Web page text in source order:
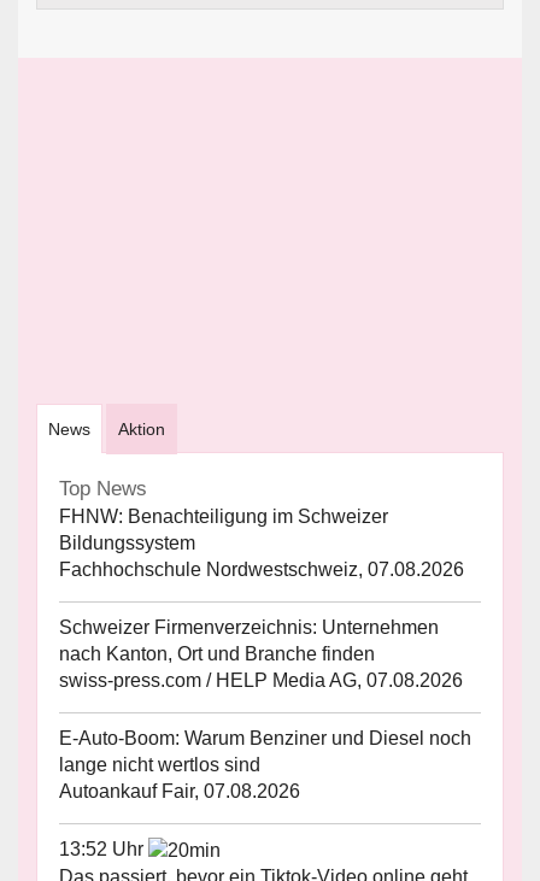
News Aktion
Top News
FHNW: Benachteiligung im Schweizer
Bildungssystem
Fachhochschule Nordwestschweiz, 07.08.2026
Schweizer Firmenverzeichnis: Unternehmen
nach Kanton, Ort und Branche finden
swiss-press.com / HELP Media AG, 07.08.2026
E-Auto-Boom: Warum Benziner und Diesel noch
lange nicht wertlos sind
Autoankauf Fair, 07.08.2026
13:52 Uhr
Das passiert, bevor ein Tiktok-Video online geht